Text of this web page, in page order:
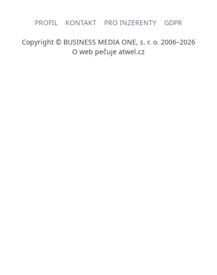
PROFIL KONTAKT PRO INZERENTY GDPR
Copyright © BUSINESS MEDIA ONE, s. r. o. 2006–2026